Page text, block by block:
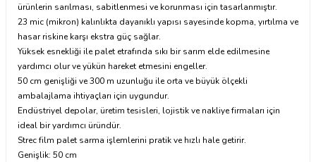
ürünlerin sarılması, sabitlenmesi ve korunması için tasarlanmıştır.
23 mic (mikron) kalınlıkta dayanıklı yapısı sayesinde kopma, yırtılma ve
hasar riskine karşı ekstra güç sağlar.
Yüksek esnekliği ile palet etrafında sıkı bir sarım elde edilmesine
yardımcı olur ve yükün hareket etmesini engeller.
50 cm genişliği ve 300 m uzunluğu ile orta ve büyük ölçekli
ambalajlama ihtiyaçları için uygundur.
Endüstriyel depolar, üretim tesisleri, lojistik ve nakliye firmaları için
ideal bir yardımcı üründür.
Strec film palet sarma işlemlerini pratik ve hızlı hale getirir.
Genişlik: 50 cm